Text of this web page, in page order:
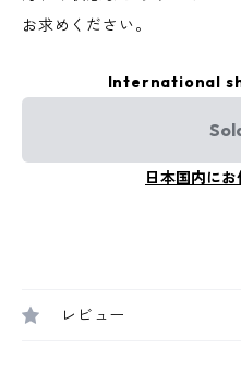
お求めください。
International
日本国内に
レビュー